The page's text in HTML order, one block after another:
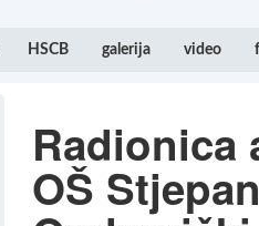
HSCB galerija video
Radionica
OŠ